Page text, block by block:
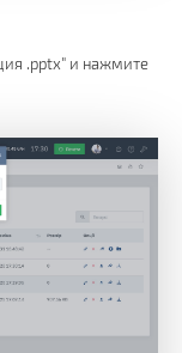
.pptx" и нажмите